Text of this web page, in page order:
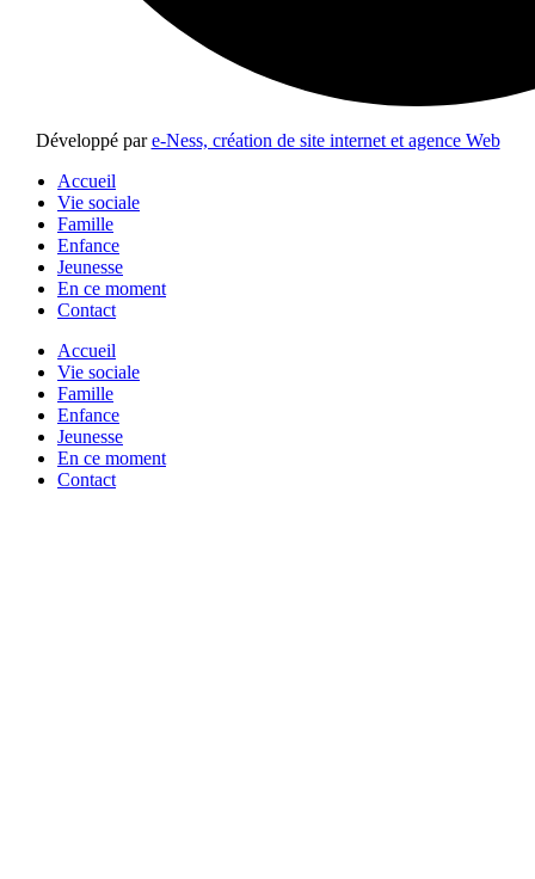
Développé pare-Ness, création de site internet et agence Web
Accueil
Vie sociale
Famille
Enfance
Jeunesse
En ce moment
Contact
Accueil
Vie sociale
Famille
Enfance
Jeunesse
En ce moment
Contact